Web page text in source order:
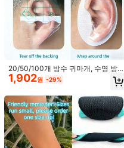
1개 블랙 악어 물놀이 튜브, 두꺼운 PV
C 소재, 빠른 팽창과 강력한 하중 지지
력, 수영장, 해변, 파티, 물놀이에 적합,
휴대 가능하고 내구성 있는 재미있는
물놀이 장난감 튜브
#9 호평 받은 수영 장비
재고 7개 남음
#9 호평 받은 수영 장비
#9 호평 받은 수영 장비
#9 호평 받은 수영 장비
재고 7개 남음
5,490원 -24%
20/50/100개 방수 귀마개, 수영 방수
귀마개, 일회용 방수 수영 및 샤워 귀
커버, 성인 귀 커버, 방수 귀 커버, 수영
귀 커버
1,902원 -29%